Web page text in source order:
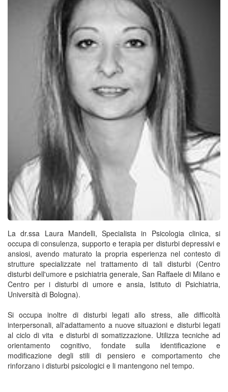
La dr.ssa Laura Mandelli, Specialista in Psicologia clinica, si
occupa di consulenza, supporto e terapia per disturbi depressivi e
ansiosi, avendo maturato la propria esperienza nel contesto di
strutture specializzate nel trattamento di tali disturbi (Centro
disturbi dell'umore e psichiatria generale, San Raffaele di Milano e
Centro per i disturbi di umore e ansia, Istituto di Psichiatria,
Università di Bologna).
Si occupa inoltre di disturbi legati allo stress, alle difficoltà
interpersonali, all'adattamento a nuove situazioni e disturbi legati
al ciclo di vita e disturbi di somatizzazione. Utilizza tecniche ad
orientamento cognitivo, fondate sulla identificazione e
modificazione degli stili di pensiero e comportamento che
rinforzano i disturbi psicologici e li mantengono nel tempo.